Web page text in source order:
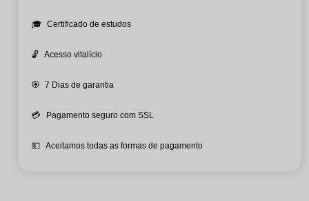
🎓 Certificado de estudos
🔓 Acesso vitalício
🏵️ 7 Dias de garantia
💳 Pagamento seguro com SSL
💵 Aceitamos todas as formas de pagamento